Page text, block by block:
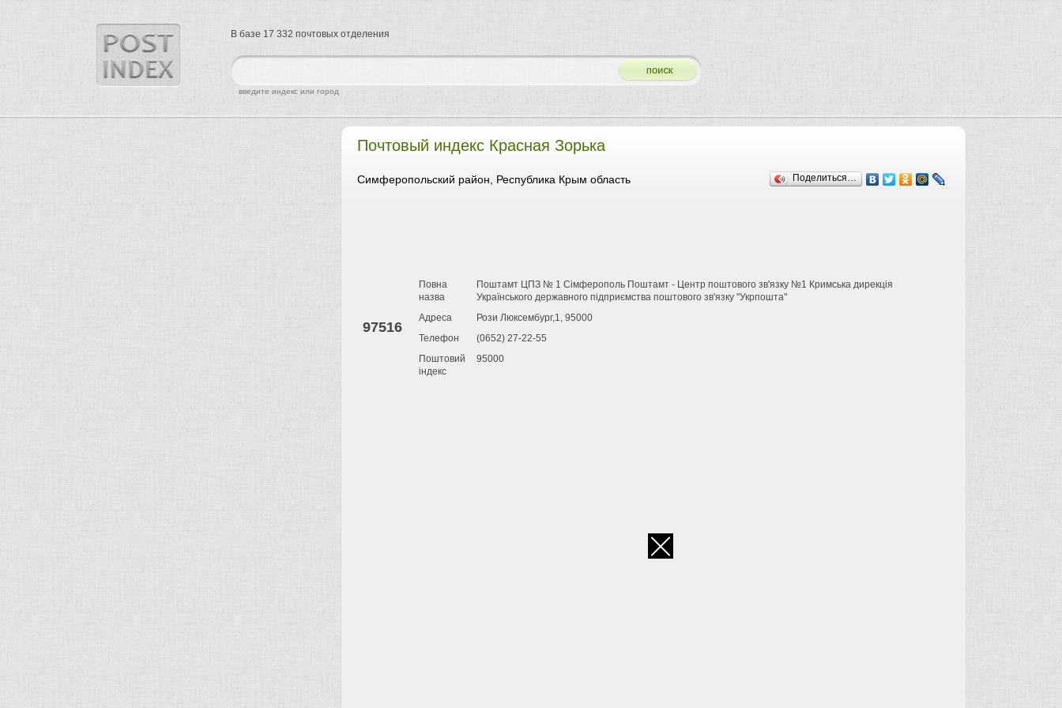
Почтовый индекс Красная Зорька
Поделиться…
Симферопольский район, Республика Крым область
97516
Повна
назва
Поштамт ЦПЗ № 1 Сімферополь Поштамт - Центр поштового зв'язку №1 Кримська дирекція
Українського державного підприємства поштового зв'язку "Укрпошта"
Адреса
Рози Люксембург,1, 95000
Телефон
(0652) 27-22-55
Поштовий
індекс
95000
найти
введите индекс или город
В базе 17 332 почтовых отделения